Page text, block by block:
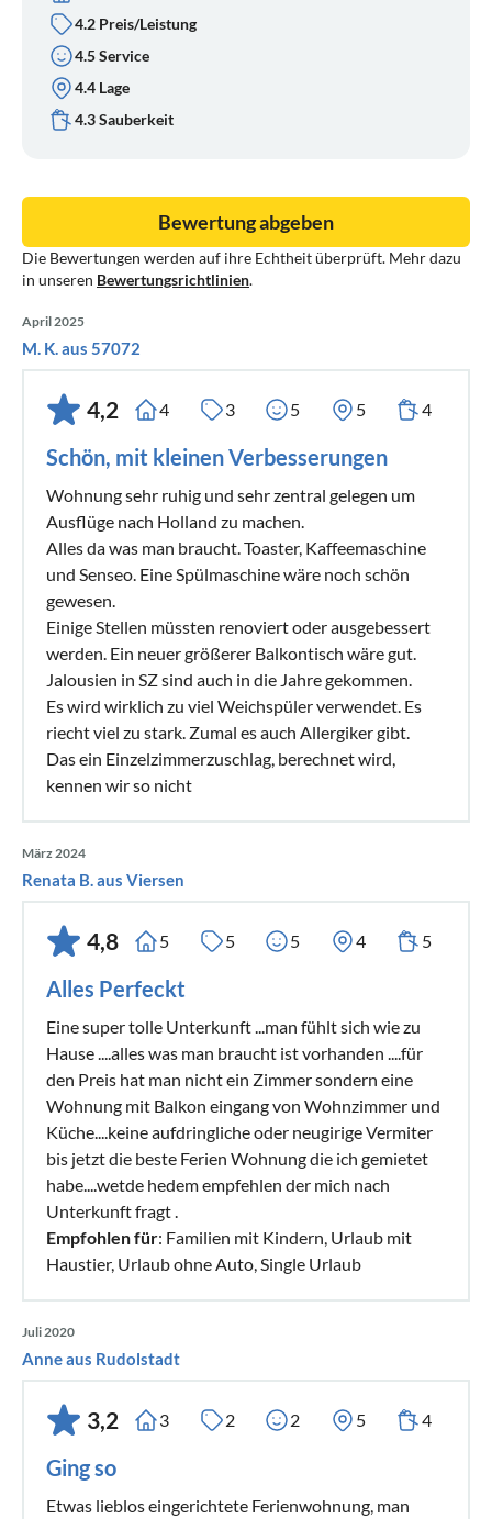
4.2 Preis/Leistung
4.5 Service
4.4 Lage
4.3 Sauberkeit
Die Bewertungen werden auf ihre Echtheit überprüft. Mehr dazu
in unseren Bewertungsrichtlinien.
Bewertung abgeben
April 2025
M. K. aus 57072
4,2 4 3 5 5 4
Schön, mit kleinen Verbesserungen
Wohnung sehr ruhig und sehr zentral gelegen um
Ausflüge nach Holland zu machen.
Alles da was man braucht. Toaster, Kaffeemaschine
und Senseo. Eine Spülmaschine wäre noch schön
gewesen.
Einige Stellen müssten renoviert oder ausgebessert
werden. Ein neuer größerer Balkontisch wäre gut.
Jalousien in SZ sind auch in die Jahre gekommen.
Es wird wirklich zu viel Weichspüler verwendet. Es
riecht viel zu stark. Zumal es auch Allergiker gibt.
Das ein Einzelzimmerzuschlag, berechnet wird,
kennen wir so nicht
März 2024
Renata B. aus Viersen
4,8 5 5 5 4 5
Alles Perfeckt
Eine super tolle Unterkunft ...man fühlt sich wie zu
Hause ....alles was man braucht ist vorhanden ....für
den Preis hat man nicht ein Zimmer sondern eine
Wohnung mit Balkon eingang von Wohnzimmer und
Küche....keine aufdringliche oder neugirige Vermiter
bis jetzt die beste Ferien Wohnung die ich gemietet
habe....wetde hedem empfehlen der mich nach
Unterkunft fragt .
Empfohlen für: Familien mit Kindern, Urlaub mit
Haustier, Urlaub ohne Auto, Single Urlaub
Juli 2020
Anne aus Rudolstadt
3,2 3 2 2 5 4
Ging so
Etwas lieblos eingerichtete Ferienwohnung, man